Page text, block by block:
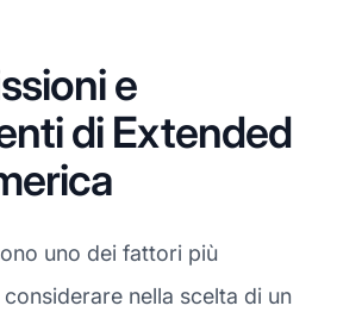
e
di Extended
uno dei fattori più
nella scelta di un